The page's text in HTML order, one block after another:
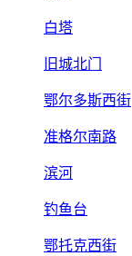
白塔
旧城北门
鄂尔多斯西街
准格尔南路
滨河
钓鱼台
鄂托克西街